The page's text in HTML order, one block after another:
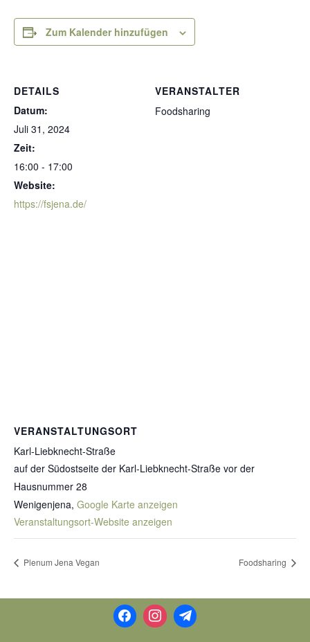
Zum Kalender hinzufügen
DETAILS
Datum:
Juli 31, 2024
Zeit:
16:00 - 17:00
Website:
https://fsjena.de/
VERANSTALTER
Foodsharing
VERANSTALTUNGSORT
Karl-Liebknecht-Straße
auf der Südostseite der Karl-Liebknecht-Straße vor der
Hausnummer 28
Wenigenjena, Google Karte anzeigen
Veranstaltungsort-Website anzeigen
Plenum Jena Vegan Foodsharing